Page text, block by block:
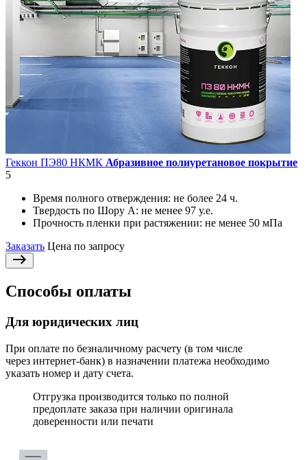
Геккон ПЭ80 НКМК Абразивное полиуретановое покрытие
5
Время полного отверждения: не более 24 ч.
Твердость по Шору А: не менее 97 у.е.
Прочность пленки при растяжении: не менее 50 мПа
Заказать Цена по запросу
Способы оплаты
Для юридических лиц
При оплате по безналичному расчету (в том числе
через интернет-банк) в назначении платежа необходимо
указать номер и дату счета.
Отгрузка производится только по полной
предоплате заказа при наличии оригинала
доверенности или печати